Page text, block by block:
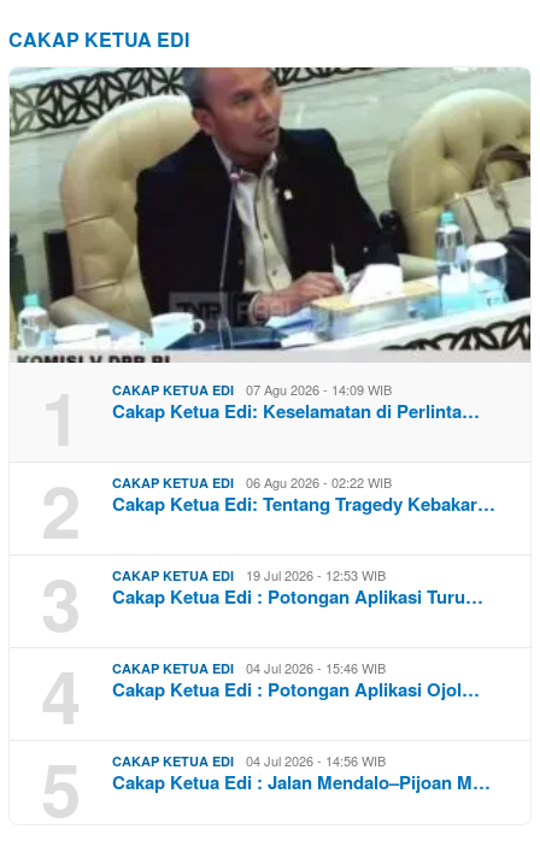
CAKAP KETUA EDI
1 CAKAP KETUA EDI 07 Agu 2026 - 14:09 WIB
Cakap Ketua Edi: Keselamatan di Perlinta…
2 CAKAP KETUA EDI 06 Agu 2026 - 02:22 WIB
Cakap Ketua Edi: Tentang Tragedy Kebakar…
3 CAKAP KETUA EDI 19 Jul 2026 - 12:53 WIB
Cakap Ketua Edi : Potongan Aplikasi Turu…
4 CAKAP KETUA EDI 04 Jul 2026 - 15:46 WIB
Cakap Ketua Edi : Potongan Aplikasi Ojol…
5 CAKAP KETUA EDI 04 Jul 2026 - 14:56 WIB
Cakap Ketua Edi : Jalan Mendalo–Pijoan M…